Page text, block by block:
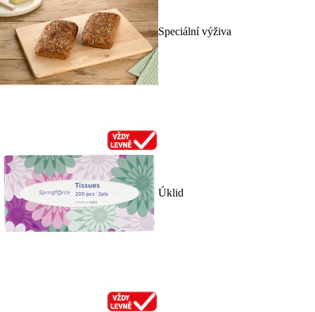
Speciální výživa
Úklid